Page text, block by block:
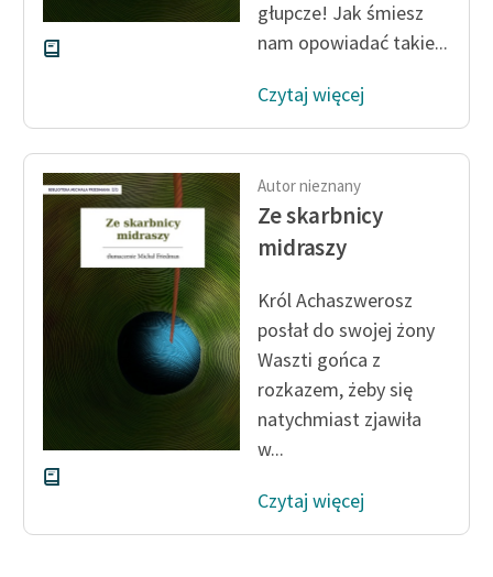
głupcze! Jak śmiesz
nam opowiadać takie...
Czytaj więcej
Autor nieznany
Ze skarbnicy
midraszy
Król Achaszwerosz
posłał do swojej żony
Waszti gońca z
rozkazem, żeby się
natychmiast zjawiła
w...
Czytaj więcej